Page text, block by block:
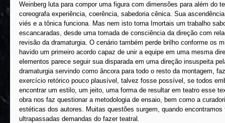
Weinberg luta para compor uma figura com dimensões para além do
coreografa experiência, coerência, sabedoria cênica. Sua
viés e a tônica funciona. Mas nem isto torna Imortais um trabalho
escancaradas, desde uma tomada de consciência da direção com
revisão da dramaturgia. O cenário também perde brilho conforme os
havido um primeiro acordo capaz de unir a equipe em uma mesma
elementos parece seguir sua disparada em uma direção insuspeita
dramaturgia servindo como âncora para todo o resto da montagem,
exercício retórico pouco plausível, talvez fosse possível, se todos
encontrar um estilo, um jeito, uma forma de resultar em teatro esse
obra nos faz questionar a metodologia de ensaio, bem como a
estéticas dos autores. Muitas questões surgem, quando
ultrapassadas demandas do fazer teatral.